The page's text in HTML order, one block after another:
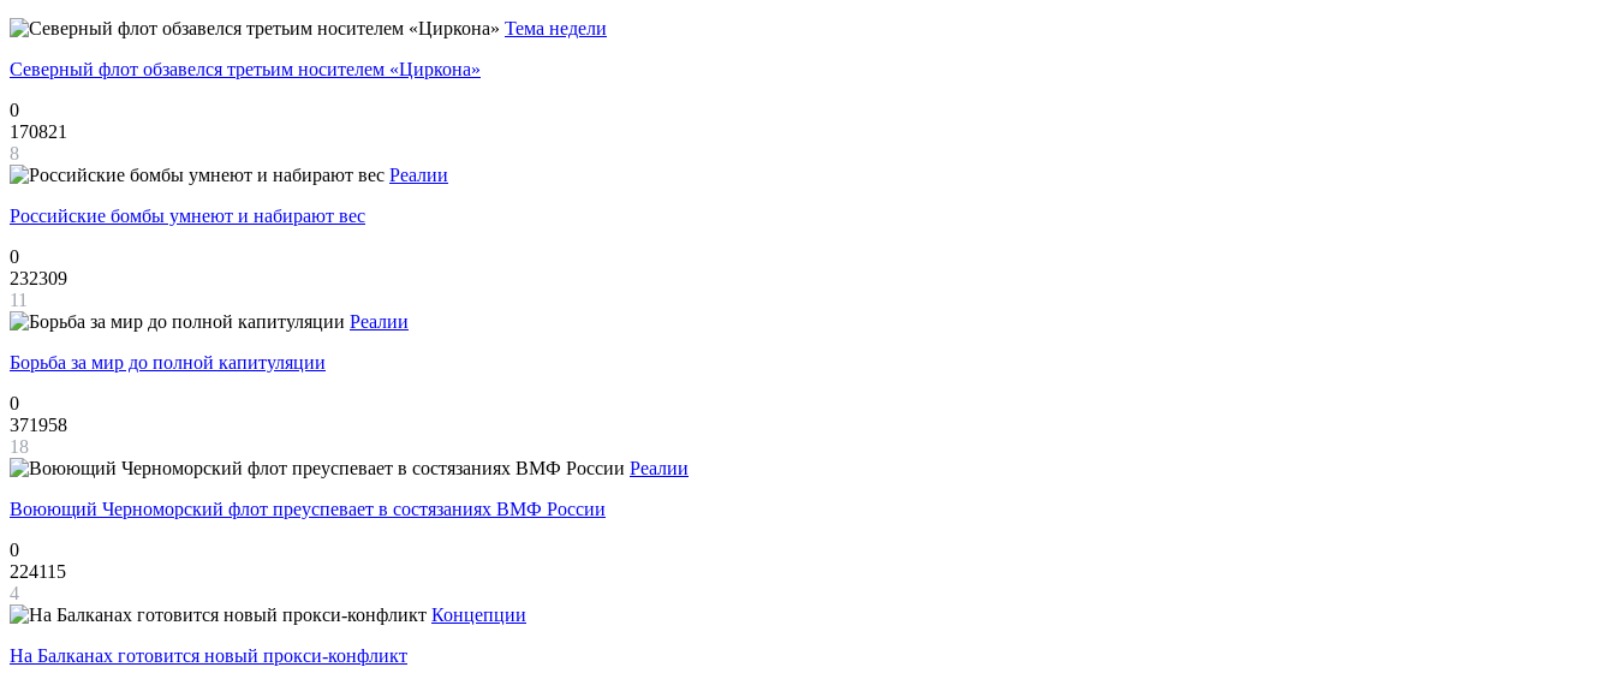
Тема недели
Северный флот обзавелся третьим носителем «Циркона»
0
170821
8
Реалии
Российские бомбы умнеют и набирают вес
0
232309
11
Реалии
Борьба за мир до полной капитуляции
0
371958
18
Реалии
Воюющий Черноморский флот преуспевает в состязаниях ВМФ России
0
224115
4
Концепции
На Балканах готовится новый прокси-конфликт